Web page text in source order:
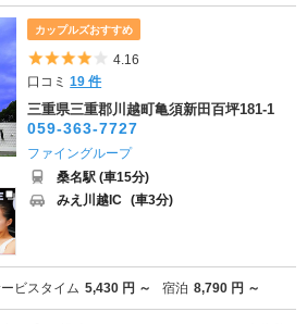
カップルズおすすめ
5つ星のうち4
4.16
口コミ19 件
三重県三重郡川越町亀須新田百坪181-1
059-363-7727
ファイングループ
桑名駅 (車15分)
みえ川越IC (車3分)
ビスタイム 5,430 円 ～ 宿泊 8,790 円 ～